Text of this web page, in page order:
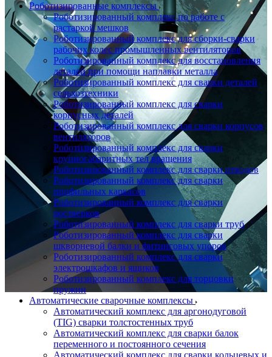
Роботизированные комплексы
Роботизированный комплекс по работе с
растаркой мешков
Роботизированный комплекс для сборки-сварки
рабочих колес промышленных вентиляторов
Роботизированный комплекс для восстановления
деталей при помощи наплавки металла
Роботизированный комплекс для сварки деталей
сельхозтехники
Роботизированный комплекс для сварки
корпусных деталей
Роботизированный комплекс для сварки корпусов
вентиляторов
Роботизированный комплекс для сварки
крупногабаритных тел вращения
Роботизированный комплекс для сварки отводов
Роботизированный комплекс для сварки
профильных каркасов
Роботизированный комплекс для сварки
ростверков
Роботизированный комплекс для сварки труб
Роботизированный комплекс для сварки
шкворневой балки и фитинговых упоров
Роботизированный комплекс для сварки
электрошкафов и ящиков
Роботизированный комплекс для торцовки
пружин
Автоматические сварочные комплексы
Автоматический комплекс для аргонодуговой
(TIG) сварки толстостенных труб
Автоматический комплекс для сварки балок
переменного и постоянного сечения
Автоматический комплекс для сварки кольцевых и